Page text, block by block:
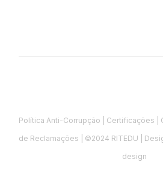
Política Anti-Corrupção Certificações
de Reclamações | ©2024 RITEDU |
design